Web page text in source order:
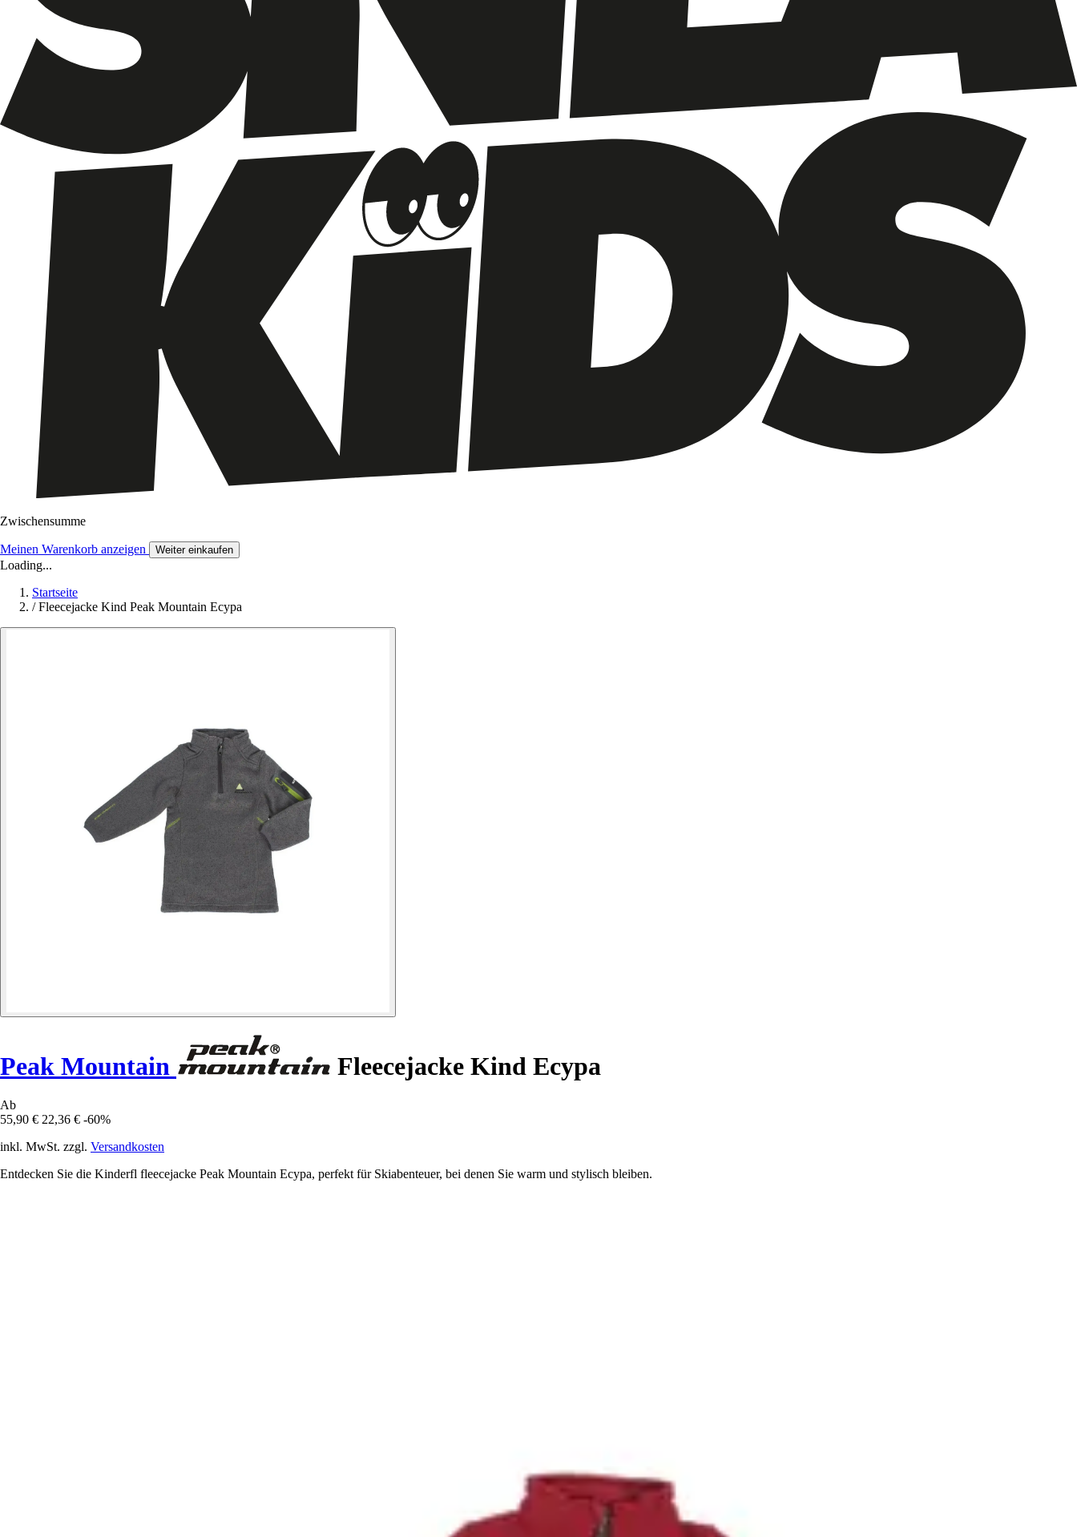
Zwischensumme
Meinen Warenkorb anzeigen Weiter einkaufen
Loading...
Startseite
/ Fleecejacke Kind Peak Mountain Ecypa
Peak Mountain Fleecejacke Kind Ecypa
Ab
55,90 € 22,36 € -60%
inkl. MwSt. zzgl. Versandkosten
Entdecken Sie die Kinderfl fleecejacke Peak Mountain Ecypa, perfekt für Skiabenteuer, bei denen Sie warm und stylisch bleiben.